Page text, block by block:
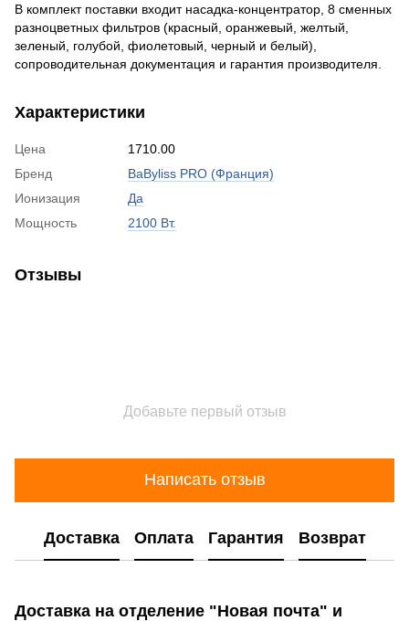
В комплект поставки входит насадка-концентратор, 8 сменных
разноцветных фильтров (красный, оранжевый, желтый,
зеленый, голубой, фиолетовый, черный и белый),
сопроводительная документация и гарантия производителя.
Характеристики
Цена
1710.00
Бренд
BaByliss PRO (Франция)
Ионизация
Да
Мощность
2100 Вт.
Отзывы
Добавьте первый отзыв
Написать отзыв
Доставка Оплата Гарантия Возврат
Доставка на отделение "Новая почта" и